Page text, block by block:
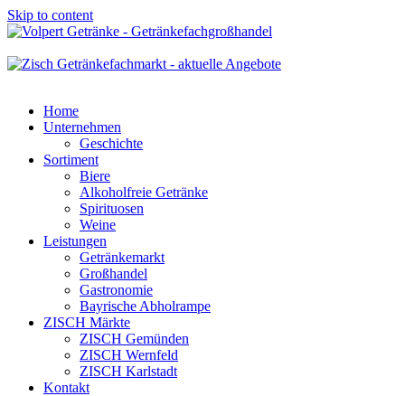
Skip to content
Home
Unternehmen
Geschichte
Sortiment
Biere
Alkoholfreie Getränke
Spirituosen
Weine
Leistungen
Getränkemarkt
Großhandel
Gastronomie
Bayrische Abholrampe
ZISCH Märkte
ZISCH Gemünden
ZISCH Wernfeld
ZISCH Karlstadt
Kontakt